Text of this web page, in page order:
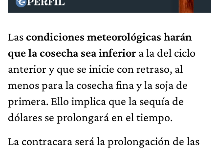
Lascondiciones meteorológicas harán
que la cosecha sea inferior a la del ciclo
anterior y que se inicie con retraso, al
menos para la cosecha fina y la soja de
primera. Ello implica que la sequía de
dólares se prolongará en el tiempo.
La contracara será la prolongación de las